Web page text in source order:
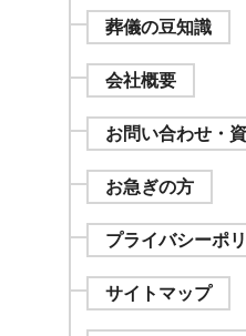
葬儀の豆知識
会社概要
お問い合わせ・
お急ぎの方
プライバシーポ
サイトマップ